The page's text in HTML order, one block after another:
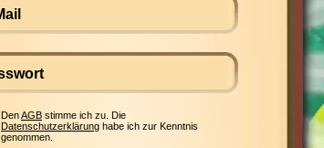
DenAGB stimme ich zu. Die
Datenschutzerklärung habe ich zur Kenntnis
genommen.